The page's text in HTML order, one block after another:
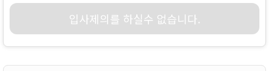
입사제의를 하실수 없습니다.